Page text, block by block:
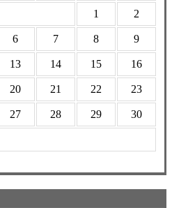
1 2
6 7 8 9
13 14 15 16
20 21 22 23
27 28 29 30